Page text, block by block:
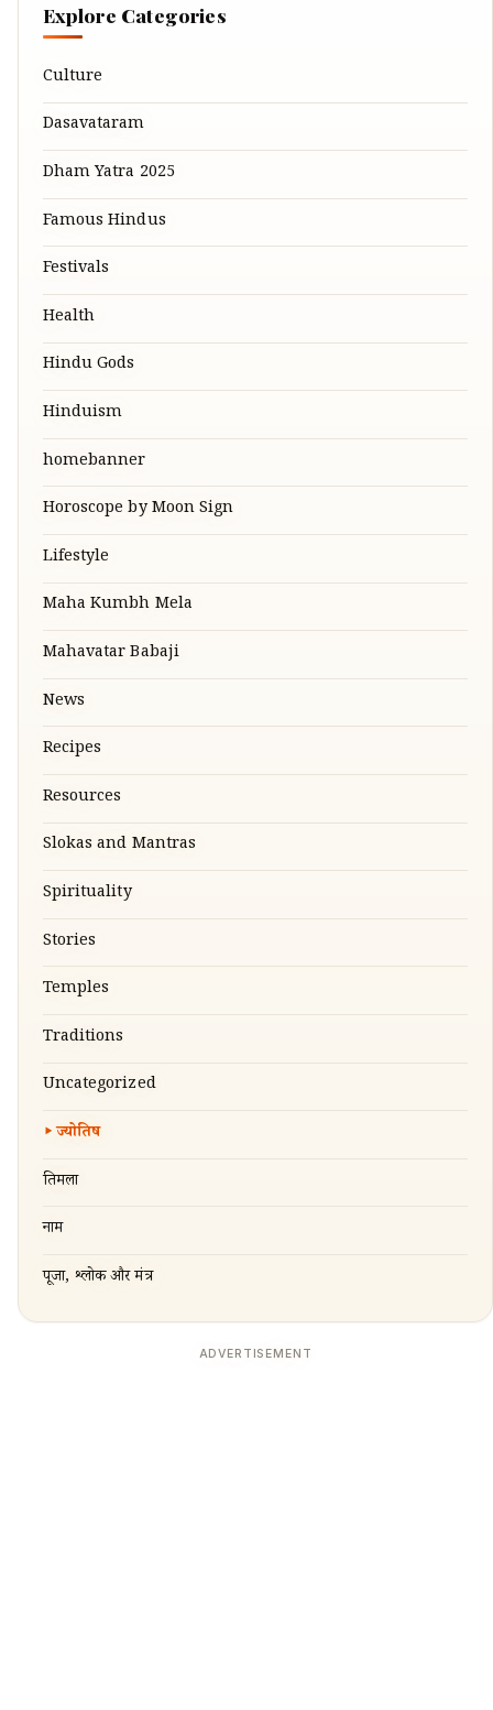
Explore Categories
Culture
Dasavataram
Dham Yatra 2025
Famous Hindus
Festivals
Health
Hindu Gods
Hinduism
homebanner
Horoscope by Moon Sign
Lifestyle
Maha Kumbh Mela
Mahavatar Babaji
News
Recipes
Resources
Slokas and Mantras
Spirituality
Stories
Temples
Traditions
Uncategorized
ज्योतिष
तिरुमला
नाम
पूजा, श्लोक और मंत्र
ADVERTISEMENT